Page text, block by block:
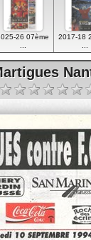
26 07ème
2017-18